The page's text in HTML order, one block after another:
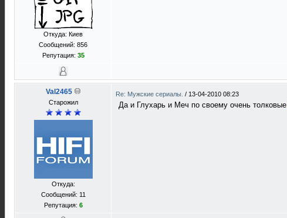
Откуда: Киев
Сообщений: 856
Репутация: 35
Val2465
Старожил
Откуда:
Сообщений: 11
Репутация: 6
Re: Мужские сериалы. / 13-04-2010 08:23
Да и Глухарь и Меч по своему очень толковые